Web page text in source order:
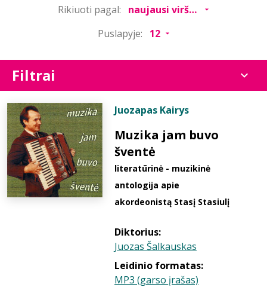
Rikiuoti pagal:
Puslapyje:
Filtrai
Juozapas Kairys
Muzika jam buvo
šventė
literatūrinė - muzikinė
antologija apie
akordeonistą Stasį Stasiulį
Diktorius:
Juozas Šalkauskas
Leidinio formatas:
MP3 (garso įrašas)